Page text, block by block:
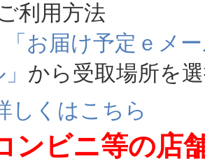
利用方法
「お届け予定ｅメ
から受取場所を
しくはこちら
ンビニ等の店